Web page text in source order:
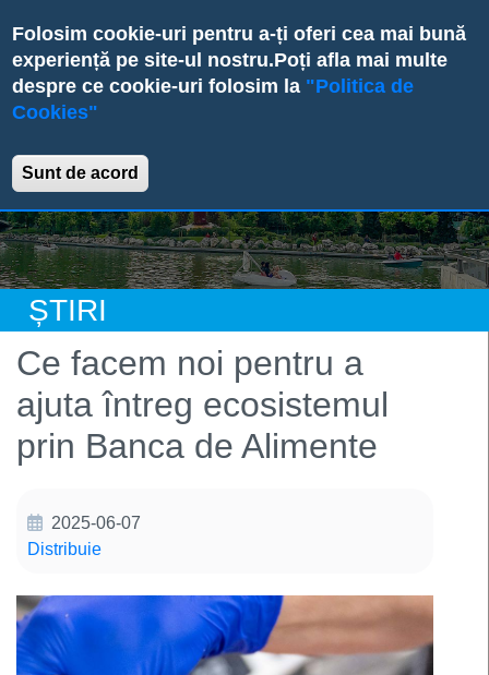
Folosim cookie-uri pentru a-ți oferi cea mai bună
experiență pe site-ul nostru.Poți afla mai multe
despre ce cookie-uri folosim la "Politica de
Cookies"
Sunt de acord
to
main
content
Primăria Sectorului 6
ȘTIRI
Ce facem noi pentru a
ajuta întreg ecosistemul
prin Banca de Alimente
2025-06-07
Distribuie